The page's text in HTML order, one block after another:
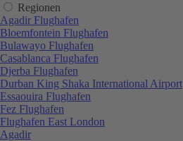
Regionen
Agadir Flughafen
Bloemfontein Flughafen
Bulawayo Flughafen
Casablanca Flughafen
Djerba Flughafen
Durban King Shaka International Airport
Essaouira Flughafen
Fez Flughafen
Flughafen East London
Agadir